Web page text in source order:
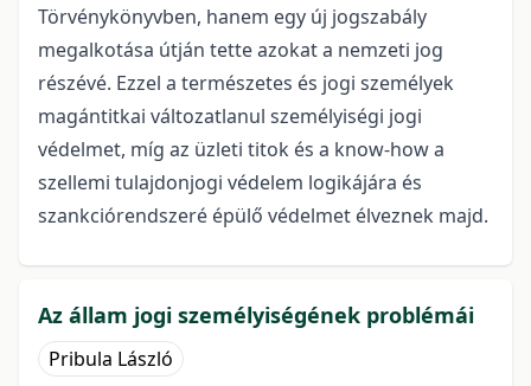
Törvénykönyvben, hanem egy új jogszabály
megalkotása útján tette azokat a nemzeti jog
részévé. Ezzel a természetes és jogi személyek
magántitkai változatlanul személyiségi jogi
védelmet, míg az üzleti titok és a know-how a
szellemi tulajdonjogi védelem logikájára és
szankciórendszeré épülő védelmet élveznek majd.
Az állam jogi személyiségének problémái
Pribula László